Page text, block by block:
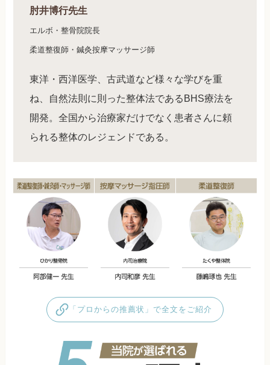
肘井博行先生
エルボ・整骨院院長
柔道整復師・鍼灸按摩マッサージ師
東洋・西洋医学、古武道など様々な学びを重
ね、自然法則に則った整体法であるBHS療法を
開発。全国から治療家だけでなく患者さんに頼
られる整体のレジェンドである。
「プロからの推薦状」で全文をご紹介